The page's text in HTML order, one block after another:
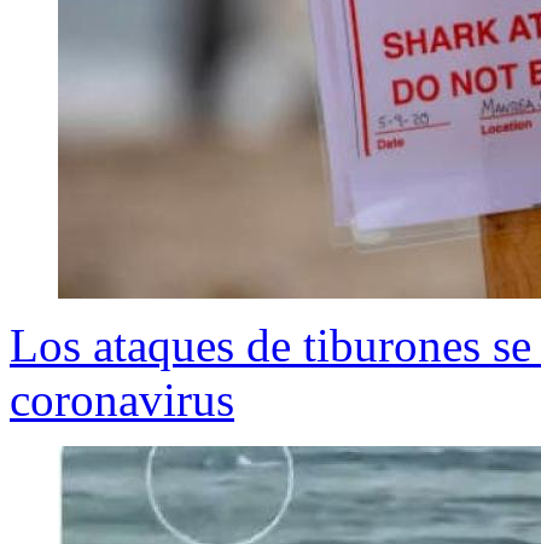
Los ataques de tiburones
coronavirus